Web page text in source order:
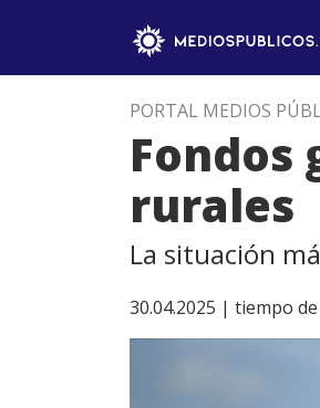
PORTAL MEDIOS
Fondos
rurales
La situación
30.04.2025 | tiempo